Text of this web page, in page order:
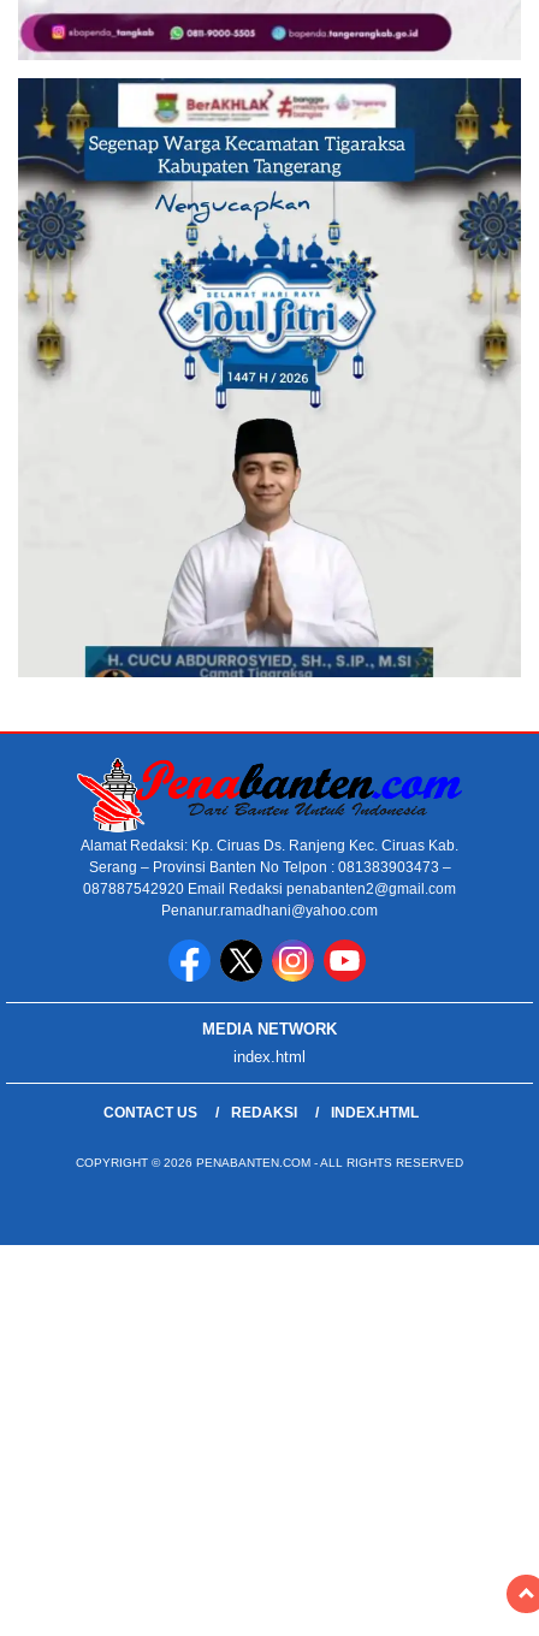
Alamat Redaksi: Kp. Ciruas Ds. Ranjeng Kec. Ciruas Kab.
Serang – Provinsi Banten No Telpon : 081383903473 –
087887542920 Email Redaksi penabanten2@gmail.com
Penanur.ramadhani@yahoo.com
MEDIA NETWORK
index.html
CONTACT US REDAKSI INDEX.HTML
COPYRIGHT © 2026 PENABANTEN.COM - ALL RIGHTS RESERVED